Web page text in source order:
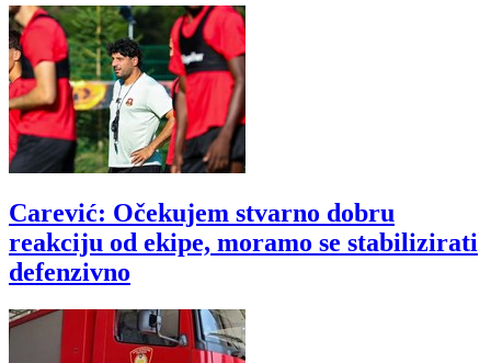
Carević: Očekujem stvarno dobru
reakciju od ekipe, moramo se stabilizirati
defenzivno